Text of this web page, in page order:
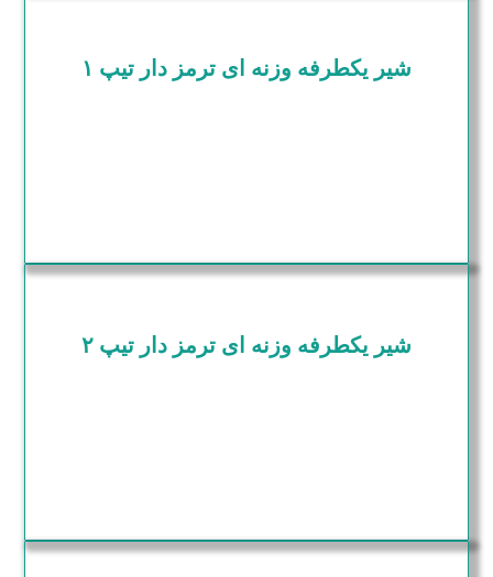
شیر یکطرفه وزنه ای ترمز دار تیپ ۱
شیر یکطرفه وزنه ای ترمز دار تیپ ۲